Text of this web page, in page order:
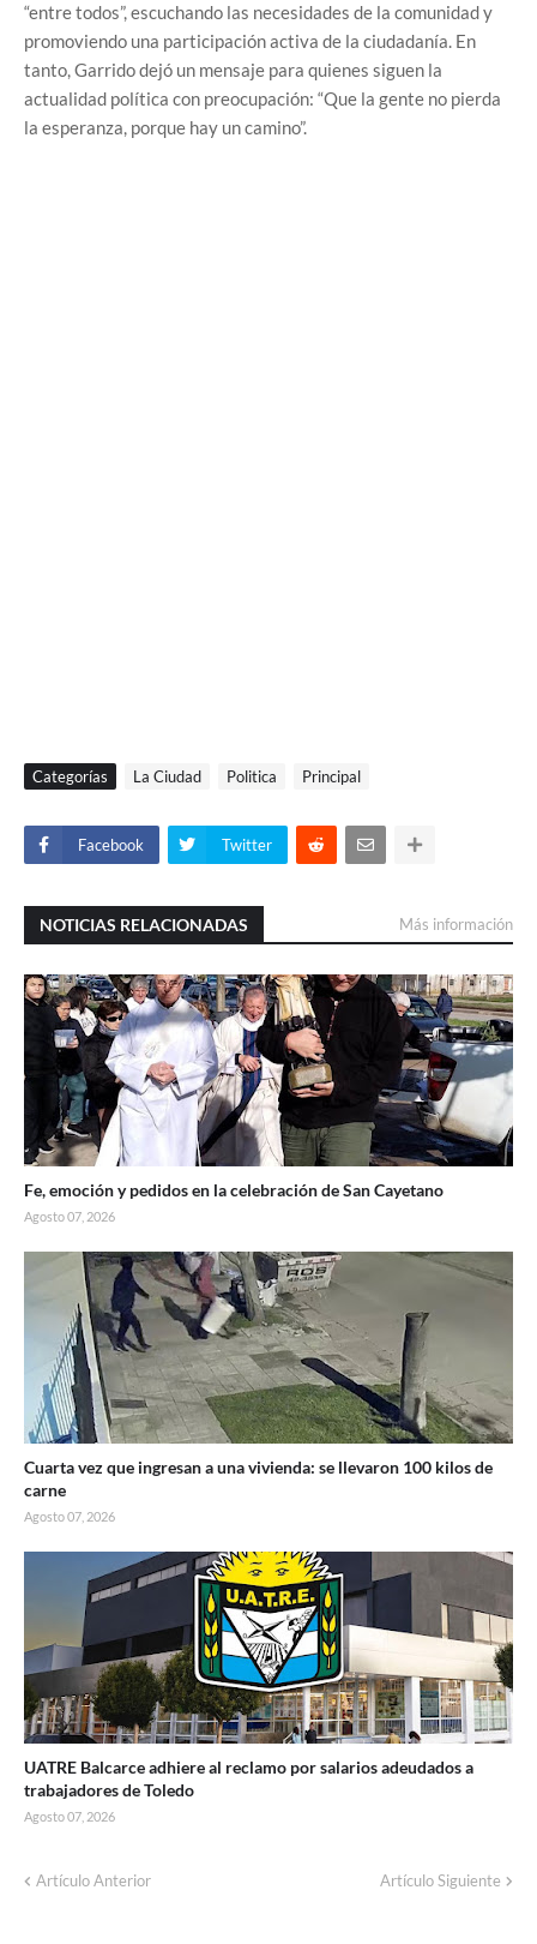
“entre todos”, escuchando las necesidades de la comunidad y
promoviendo una participación activa de la ciudadanía. En
tanto, Garrido dejó un mensaje para quienes siguen la
actualidad política con preocupación: “Que la gente no pierda
la esperanza, porque hay un camino”.
Categorías La Ciudad Politica Principal
Facebook Twitter
NOTICIAS RELACIONADAS Más información
Fe, emoción y pedidos en la celebración de San Cayetano
Agosto 07, 2026
Cuarta vez que ingresan a una vivienda: se llevaron 100 kilos de
carne
Agosto 07, 2026
UATRE Balcarce adhiere al reclamo por salarios adeudados a
trabajadores de Toledo
Agosto 07, 2026
Artículo Anterior Artículo Siguiente
Corte de energía programado para este